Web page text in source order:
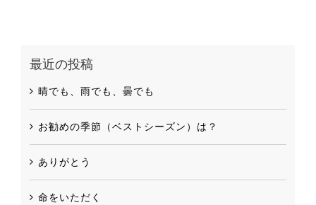
最近の投稿
晴でも、雨でも、曇でも
お勧めの季節（ベストシーズン）は？
ありがとう
命をいただく